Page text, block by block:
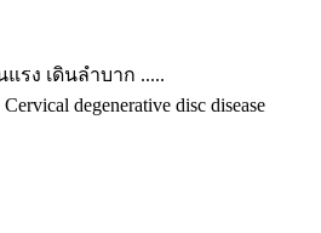
รง เดินลำบาก .....
degenerative disc disease